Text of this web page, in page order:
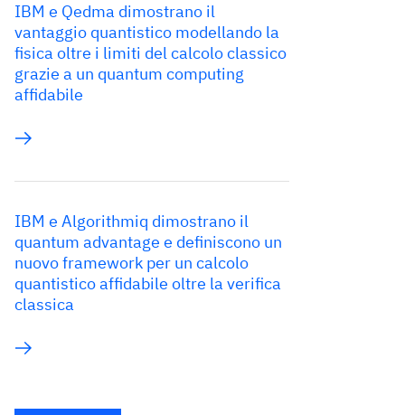
IBM e Qedma dimostrano il
vantaggio quantistico modellando la
fisica oltre i limiti del calcolo classico
grazie a un quantum computing
affidabile
IBM e Algorithmiq dimostrano il
quantum advantage e definiscono un
nuovo framework per un calcolo
quantistico affidabile oltre la verifica
classica